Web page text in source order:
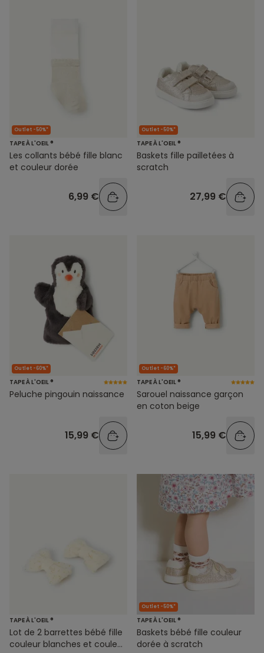
Outlet -50%*
TAPE À L'OEIL ®
Les collants bébé fille blanc
et couleur dorée
6,99 €
Outlet -50%*
TAPE À L'OEIL ®
Baskets fille pailletées à
scratch
27,99 €
Outlet -60%*
TAPE À L'OEIL ®
Peluche pingouin naissance
15,99 €
Outlet -60%*
TAPE À L'OEIL ®
Sarouel naissance garçon
en coton beige
15,99 €
TAPE À L'OEIL ®
Lot de 2 barrettes bébé fille
couleur blanches et couleur
Outlet -50%*
TAPE À L'OEIL ®
Baskets bébé fille couleur
dorée à scratch